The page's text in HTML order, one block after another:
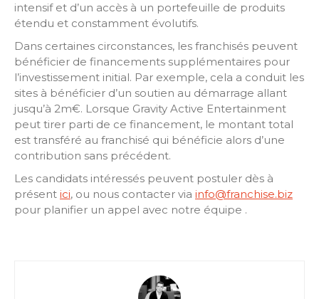
intensif et d’un accès à un portefeuille de produits
étendu et constamment évolutifs.
Dans certaines circonstances, les franchisés peuvent
bénéficier de financements supplémentaires pour
l’investissement initial. Par exemple, cela a conduit les
sites à bénéficier d’un soutien au démarrage allant
jusqu’à 2m€. Lorsque Gravity Active Entertainment
peut tirer parti de ce financement, le montant total
est transféré au franchisé qui bénéficie alors d’une
contribution sans précédent.
Les candidats intéressés peuvent postuler dès à
présent ici, ou nous contacter via info@franchise.biz
pour planifier un appel avec notre équipe .